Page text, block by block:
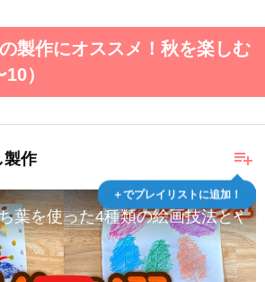
製作にオススメ！秋を楽しむ
）
playlist_add
＋でプレイリストに追加！
製作
葉を使った4種類の絵画技法とや